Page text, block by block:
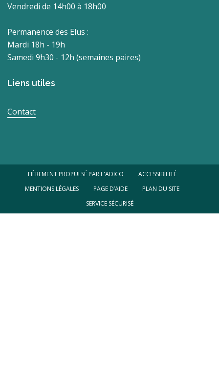
Vendredi de 14h00 à 18h00
Permanence des Elus :
Mardi 18h - 19h
Samedi 9h30 - 12h (semaines paires)
Liens utiles
Contact
FIÈREMENT PROPULSÉ PAR L'ADICO
ACCESSIBILITÉ
MENTIONS LÉGALES
PAGE D’AIDE
PLAN DU SITE
SERVICE SÉCURISÉ